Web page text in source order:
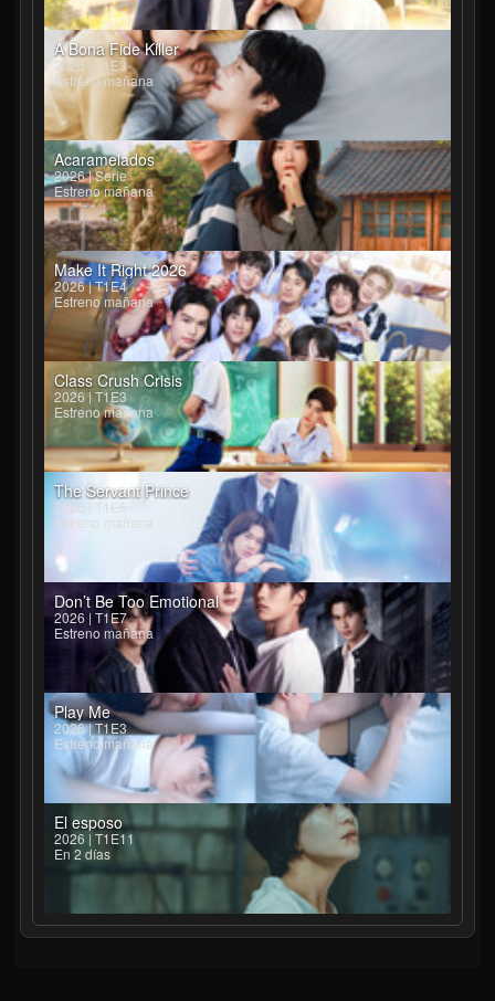
A Bona Fide Killer
2026 | T1E3
Estreno mañana
Acaramelados
2026 | Serie
Estreno mañana
Make It Right 2026
2026 | T1E4
Estreno mañana
Class Crush Crisis
2026 | T1E3
Estreno mañana
The Servant Prince
2026 | T1E6
Estreno mañana
Don’t Be Too Emotional
2026 | T1E7
Estreno mañana
Play Me
2026 | T1E3
Estreno mañana
El esposo
2026 | T1E11
En 2 días